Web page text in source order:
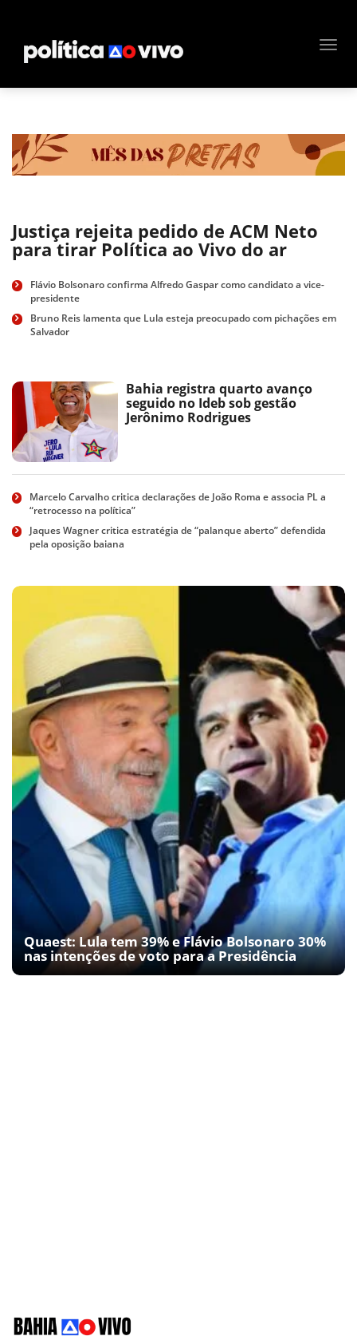
Justiça rejeita pedido de ACM Neto
para tirar Política ao Vivo do ar
Flávio Bolsonaro confirma Alfredo Gaspar como candidato a vice-
presidente
Bruno Reis lamenta que Lula esteja preocupado com pichações em
Salvador
Bahia registra quarto avanço
seguido no Ideb sob gestão
Jerônimo Rodrigues
Marcelo Carvalho critica declarações de João Roma e associa PL a
“retrocesso na política”
Jaques Wagner critica estratégia de “palanque aberto” defendida
pela oposição baiana
Quaest: Lula tem 39% e Flávio Bolsonaro 30%
nas intenções de voto para a Presidência